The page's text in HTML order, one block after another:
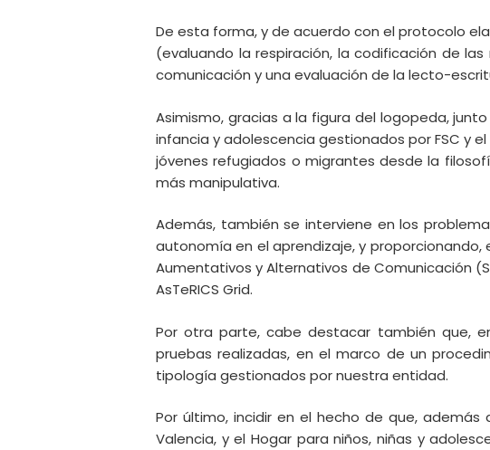
De esta forma, y de acuerdo con el protocolo
(evaluando la respiración, la codificación de
comunicación y una evaluación de la lecto-
Asimismo, gracias a la figura del logopeda,
infancia y adolescencia gestionados por FSC y
jóvenes refugiados o migrantes desde la
más manipulativa.
Además, también se interviene en los
autonomía en el aprendizaje, y
Aumentativos y Alternativos de Comunicación
AsTeRICS Grid.
Por otra parte, cabe destacar también que,
pruebas realizadas, en el marco de un
tipología gestionados por nuestra entidad.
Por último, incidir en el hecho de que,
Valencia, y el Hogar para niños, niñas y